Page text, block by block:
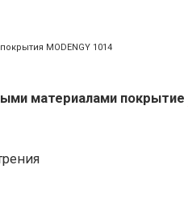
MODENGY 1014
материалами покрытие